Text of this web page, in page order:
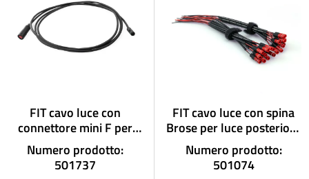
FIT cavo luce con
connettore mini F per
luce posteriore con
connettore
Numero prodotto:
501737
FIT cavo luce con spina
Brose per luce posteriore
senza spina
Numero prodotto:
501074